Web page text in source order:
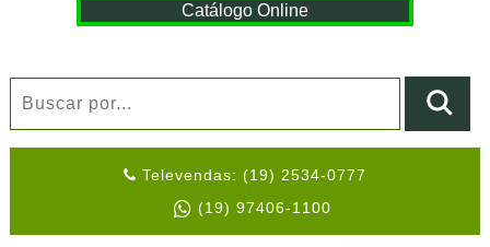
Catálogo Online
Televendas: (19) 2534-0777
(19) 97406-1100